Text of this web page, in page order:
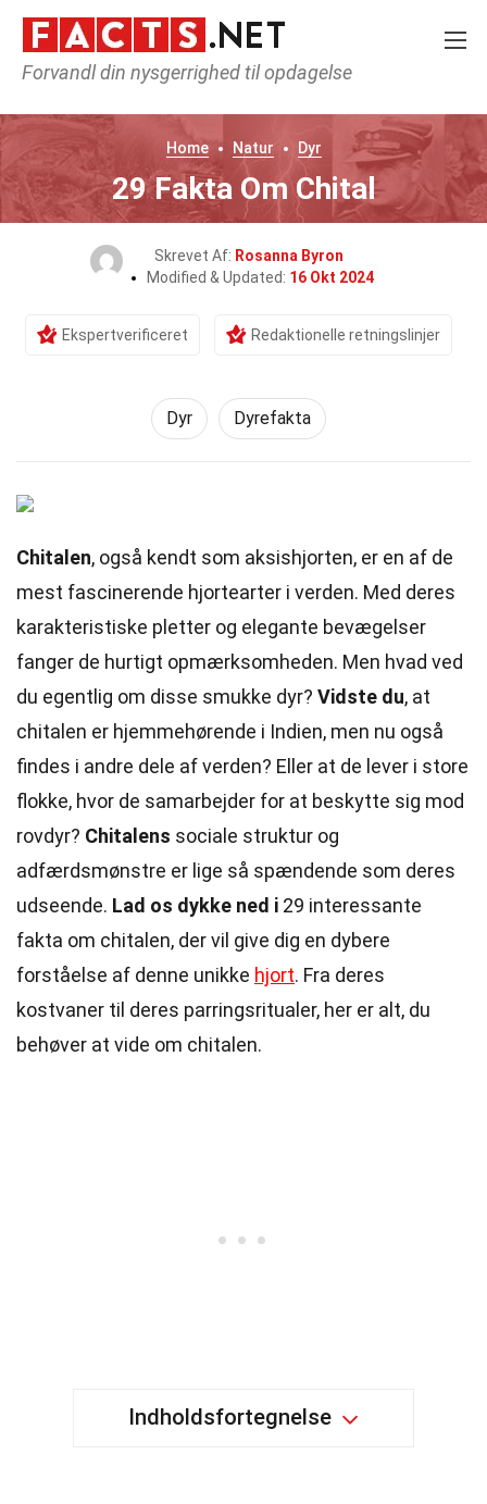
Forvandl din nysgerrighed til opdagelse
Home Natur Dyr
29 Fakta Om Chital
Skrevet Af: Rosanna Byron
Modified & Updated: 16 Okt 2024
Ekspertverificeret Redaktionelle retningslinjer
Dyr Dyrefakta
Chitalen, også kendt som aksishjorten, er en af de
mest fascinerende hjortearter i verden. Med deres
karakteristiske pletter og elegante bevægelser
fanger de hurtigt opmærksomheden. Men hvad ved
du egentlig om disse smukke dyr? Vidste du, at
chitalen er hjemmehørende i Indien, men nu også
findes i andre dele af verden? Eller at de lever i store
flokke, hvor de samarbejder for at beskytte sig mod
rovdyr? Chitalens sociale struktur og
adfærdsmønstre er lige så spændende som deres
udseende. Lad os dykke ned i 29 interessante
fakta om chitalen, der vil give dig en dybere
forståelse af denne unikke hjort. Fra deres
kostvaner til deres parringsritualer, her er alt, du
behøver at vide om chitalen.
Indholdsfortegnelse